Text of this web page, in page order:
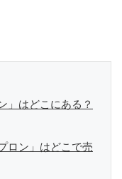
」はどこにある？
ロン」はどこで売